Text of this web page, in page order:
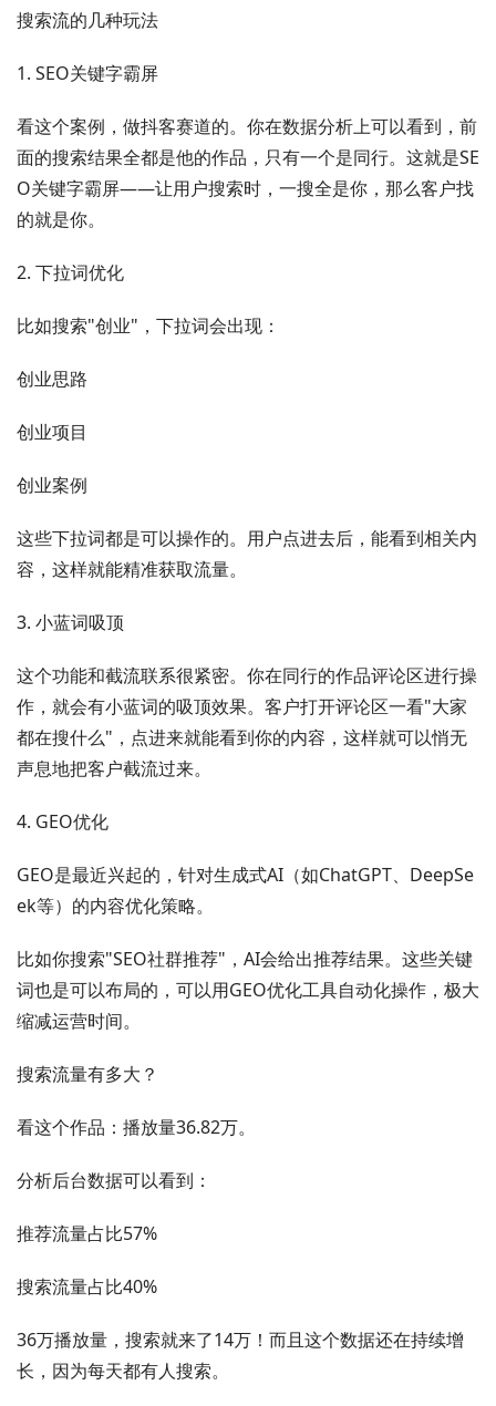
搜索流的几种玩法
1. SEO关键字霸屏
看这个案例，做抖客赛道的。你在数据分析上可以看到，前
面的搜索结果全都是他的作品，只有一个是同行。这就是SE
O关键字霸屏——让用户搜索时，一搜全是你，那么客户找
的就是你。
2. 下拉词优化
比如搜索"创业"，下拉词会出现：
创业思路
创业项目
创业案例
这些下拉词都是可以操作的。用户点进去后，能看到相关内
容，这样就能精准获取流量。
3. 小蓝词吸顶
这个功能和截流联系很紧密。你在同行的作品评论区进行操
作，就会有小蓝词的吸顶效果。客户打开评论区一看"大家
都在搜什么"，点进来就能看到你的内容，这样就可以悄无
声息地把客户截流过来。
4. GEO优化
GEO是最近兴起的，针对生成式AI（如ChatGPT、DeepSe
ek等）的内容优化策略。
比如你搜索"SEO社群推荐"，AI会给出推荐结果。这些关键
词也是可以布局的，可以用GEO优化工具自动化操作，极大
缩减运营时间。
搜索流量有多大？
看这个作品：播放量36.82万。
分析后台数据可以看到：
推荐流量占比57%
搜索流量占比40%
36万播放量，搜索就来了14万！而且这个数据还在持续增
长，因为每天都有人搜索。